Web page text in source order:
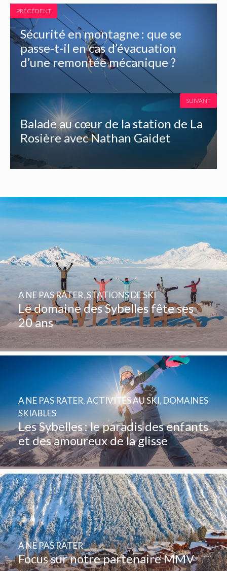
PRÉCÉDENT
Sécurité en montagne : que se
passe-t-il en cas d’évacuation
d’une remontée mécanique ?
Balade au cœur de la station de La
Rosière avec Nathan Gaidet
SUIVANT
Le domaine des Sybelles fête ses
20 ans
A NE PAS RATER,STATIONS DE SKI
Les Sybelles : le paradis des enfants
et des amoureux de la glisse
A NE PAS RATER,ACTIVITÉS AU SKI, DOMAINES
SKIABLES
Focus sur notre partenaire MMV
A NE PAS RATER